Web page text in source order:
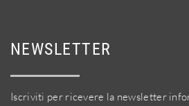
NEWSLETTER
Iscriviti per ricevere la newsletter